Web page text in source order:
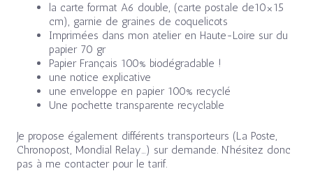
la carte format A6 double, (carte postale de10×15
cm), garnie de graines de coquelicots
Imprimées dans mon atelier en Haute-Loire sur du
papier 70 gr
Papier Français 100% biodégradable !
une notice explicative
une enveloppe en papier 100% recyclé
Une pochette transparente recyclable
Je propose également différents transporteurs (La Poste,
Chronopost, Mondial Relay…) sur demande. N’hésitez donc
pas à me contacter pour le tarif.